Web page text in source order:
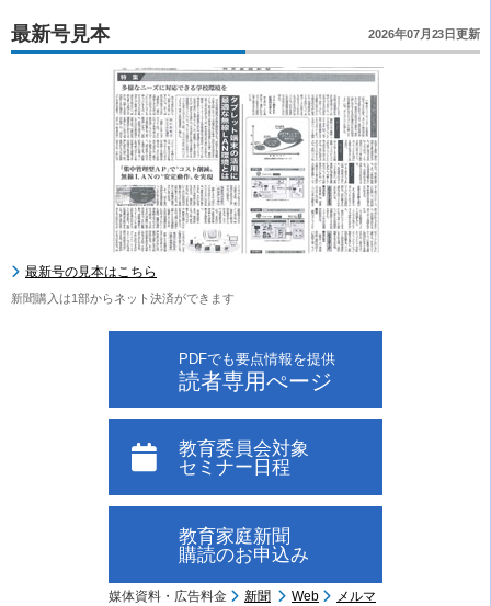
最新号見本 2026年07月23日更新
最新号の見本はこちら
新聞購入は1部からネット決済ができます
PDFでも要点情報を提供
読者専用ぺージ
教育委員会対象
セミナー日程
教育家庭新聞
購読のお申込み
媒体資料・広告料金 新聞 Web
メルマ